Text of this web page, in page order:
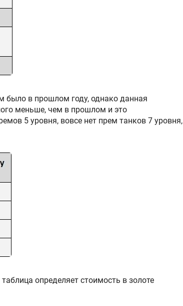
было в прошлом году, однако данная
меньше, чем в прошлом и это
5 уровня, вовсе нет прем танков 7 уровня,
определяет стоимость в золоте